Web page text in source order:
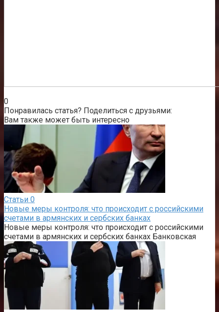
0
Понравилась статья? Поделиться с друзьями:
Вам также может быть интересно
Статьи 0
Новые меры контроля: что происходит с российскими
счетами в армянских и сербских банках
Новые меры контроля: что происходит с российскими
счетами в армянских и сербских банках Банковская